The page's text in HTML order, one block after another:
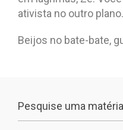
ativista no outro plano.
Beijos no bate-bate,
Pesquise uma